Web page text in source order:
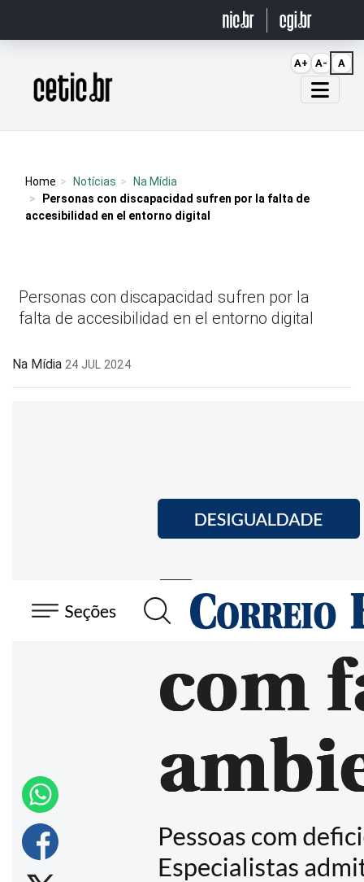
Página inicial
Home Notícias
Na Mídia
Personas con discapacidad sufren por la falta de
accesibilidad en el entorno digital
Personas con discapacidad sufren por la
falta de accesibilidad en el entorno digital
Na Mídia 24 JUL 2024
A+ A- A